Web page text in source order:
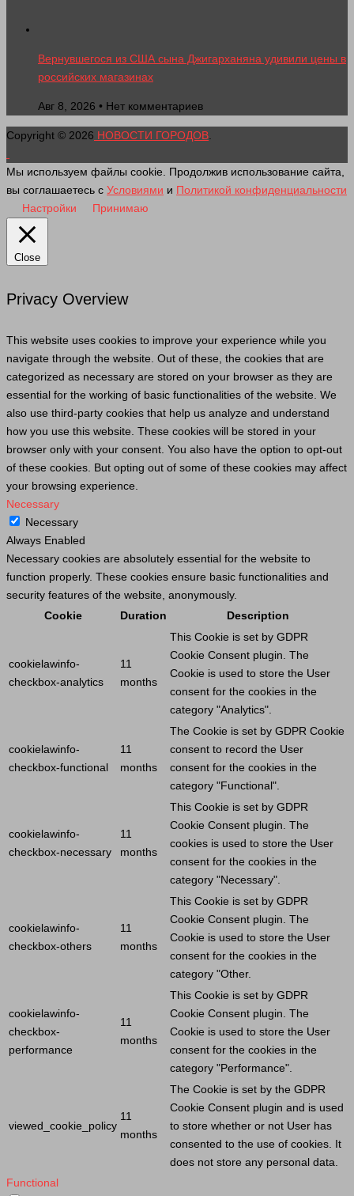
Вернувшегося из США сына Джигарханяна удивили цены в
российских магазинах
Авг 8, 2026 • Нет комментариев
Copyright © 2026 НОВОСТИ ГОРОДОВ
Мы используем файлы cookie. Продолжив использование сайта,
вы соглашаетесь с Условиями и Политикой конфиденциальности
Настройки
Принимаю
Close
Privacy Overview
This website uses cookies to improve your experience while you
navigate through the website. Out of these, the cookies that are
categorized as necessary are stored on your browser as they are
essential for the working of basic functionalities of the website. We
also use third-party cookies that help us analyze and understand
how you use this website. These cookies will be stored in your
browser only with your consent. You also have the option to opt-out
of these cookies. But opting out of some of these cookies may affect
your browsing experience.
Necessary
Necessary
Always Enabled
Necessary cookies are absolutely essential for the website to
function properly. These cookies ensure basic functionalities and
security features of the website, anonymously.
Cookie
Duration Description
cookielawinfo-
checkbox-analytics
11
months
This Cookie is set by GDPR
Cookie Consent plugin. The
Cookie is used to store the User
consent for the cookies in the
category "Analytics".
cookielawinfo-
checkbox-functional
11
months
The Cookie is set by GDPR Cookie
consent to record the User
consent for the cookies in the
category "Functional".
cookielawinfo-
checkbox-necessary
11
months
This Cookie is set by GDPR
Cookie Consent plugin. The
cookies is used to store the User
consent for the cookies in the
category "Necessary".
cookielawinfo-
checkbox-others
11
months
This Cookie is set by GDPR
Cookie Consent plugin. The
Cookie is used to store the User
consent for the cookies in the
category "Other.
cookielawinfo-
checkbox-
performance
11
months
This Cookie is set by GDPR
Cookie Consent plugin. The
Cookie is used to store the User
consent for the cookies in the
category "Performance".
viewed_cookie_policy
11
months
The Cookie is set by the GDPR
Cookie Consent plugin and is used
to store whether or not User has
consented to the use of cookies. It
does not store any personal data.
Functional